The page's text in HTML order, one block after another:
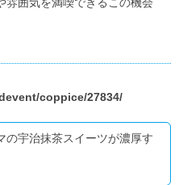
coppice/27834/
の宇治抹茶スイーツが濃厚す